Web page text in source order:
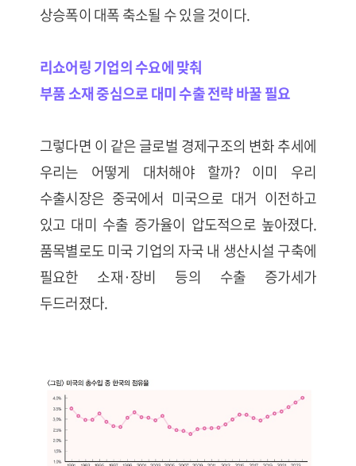
상승폭이 대폭 축소될 수 있을 것이다.
리쇼어링 기업의 수요에 맞춰
부품 소재 중심으로 대미 수출 전략 바꿀 필요
그렇다면 이 같은 글로벌 경제구조의 변화 추세에
우리는 어떻게 대처해야 할까? 이미 우리
수출시장은 중국에서 미국으로 대거 이전하고
있고 대미 수출 증가율이 압도적으로 높아졌다.
품목별로도 미국 기업의 자국 내 생산시설 구축에
필요한 소재·장비 등의 수출 증가세가
두드러졌다.